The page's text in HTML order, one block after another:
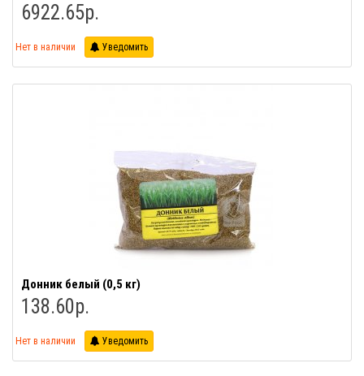
6922.65р.
Нет в наличии Уведомить
Донник белый (0,5 кг)
138.60р.
Нет в наличии Уведомить